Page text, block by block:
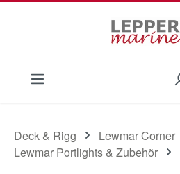
Deck & Rigg
Lewmar Corner
Lewmar Portlights & Zubehör